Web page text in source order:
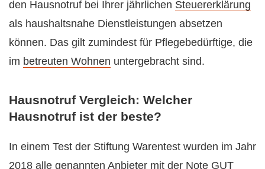
den Hausnotruf bei Ihrer jährlichen Steuererklärung
als haushaltsnahe Dienstleistungen absetzen
können. Das gilt zumindest für Pflegebedürftige, die
im betreuten Wohnen untergebracht sind.
Hausnotruf Vergleich: Welcher
Hausnotruf ist der beste?
In einem Test der Stiftung Warentest wurden im Jahr
2018 alle genannten Anbieter mit der Note GUT